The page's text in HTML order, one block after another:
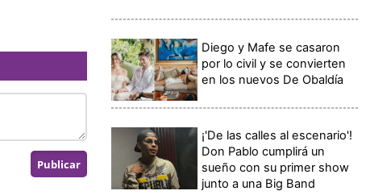
Diego y Mafe se casaron
por lo civil y se convierten
en los nuevos De Obaldía
¡'De las calles al escenario'!
Don Pablo cumplirá un
sueño con su primer show
junto a una Big Band